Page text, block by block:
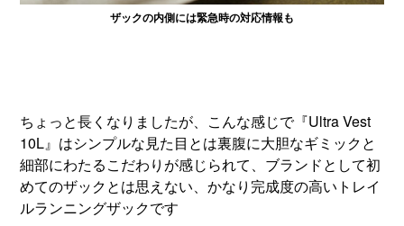
ザックの内側には緊急時の対応情報も
ちょっと長くなりましたが、こんな感じで『Ultra Vest
10L』はシンプルな見た目とは裏腹に大胆なギミックと
細部にわたるこだわりが感じられて、ブランドとして初
めてのザックとは思えない、かなり完成度の高いトレイ
ルランニングザックです